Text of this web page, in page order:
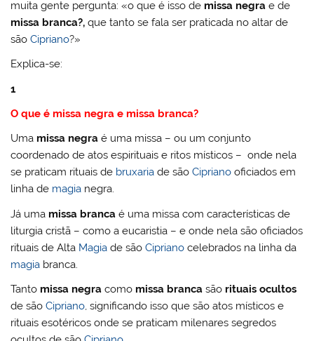
o
M
b
o
st dI
n
A
p
k.
c
e
ss
r
muita gente pergunta: «o que é isso de missa negra e de
missa branca?,que tanto se fala ser praticada no altar de
sãoCipriano?»
Explica-se:
1
O que é missa negra e missa branca?
Uma missa negra é uma missa – ou um conjunto
coordenado de atos espirituais e ritos místicos – onde nela
se praticam rituais de bruxaria de sãoCipriano oficiados em
linha de magia negra.
Já uma missa brancaé uma missa com características de
liturgia cristã – como a eucaristia – e onde nela são oficiados
rituais de Alta Magia de sãoCipriano celebrados na linha da
magia branca.
Tanto missa negra como missa branca são rituais ocultos
de sãoCipriano, significando isso que são atos místicos e
rituais esotéricos onde se praticam milenares segredos